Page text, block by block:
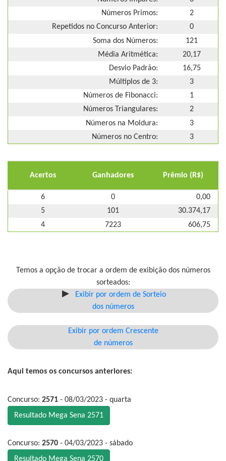
Números Primos:
2
Repetidos no Concurso Anterior:
0
Soma dos Números:
121
Média Aritmética:
20,17
Desvio Padrão:
16,75
Múltiplos de 3:
3
Números de Fibonacci:
1
Números Triangulares:
2
Números na Moldura:
3
Números no Centro:
3
Acertos Ganhadores Prêmio (R$)
6 0
0,00
5
101
30.374,17
4
7223 606,75
Temos a opção de trocar a ordem de exibição dos números
sorteados:
Exibir por ordem de Sorteio
dos números
Exibir por ordem Crescente
de números
Aqui temos os concursos anteriores:
Concurso: 2571 - 08/03/2023 - quarta
Resultado Mega Sena 2571
Concurso: 2570 - 04/03/2023 - sábado
Resultado Mega Sena 2570